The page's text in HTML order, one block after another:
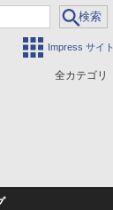
Impress サイト
全カテゴリ